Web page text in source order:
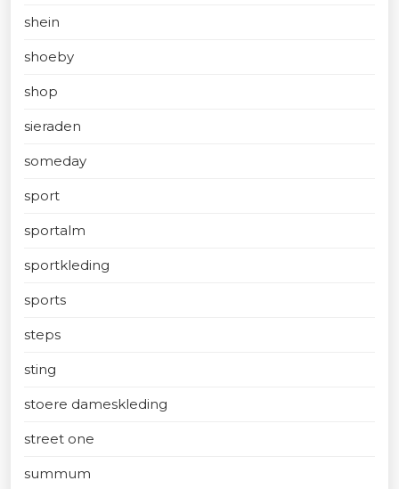
shein
shoeby
shop
sieraden
someday
sport
sportalm
sportkleding
sports
steps
sting
stoere dameskleding
street one
summum